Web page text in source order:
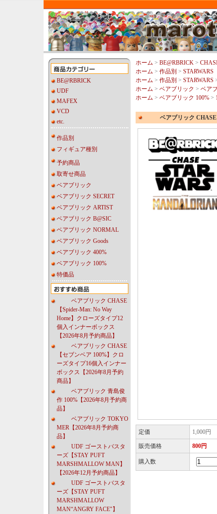
BE@RBRICK
UDF
MAFEX
VCD
etc.
作品別
フィギュア種別
予約商品
取寄せ商品
ベアブリック
ベアブリック SECRET
ベアブリック ARTIST
ベアブリック B@SIC
ベアブリック NORMAL
ベアブリック Goods
ベアブリック 400%
ベアブリック 100%
特価品
ベアブリック CHASE
【Spider-Man: No Way
Home】クローズタイプ12
個入インナーボックス
【2026年8月予約商品】
ベアブリック CHASE
【セブンベア 100%】クロ
ーズタイプ16個入インナー
ボックス【2026年8月予約
商品】
ベアブリック 青島俊
作 100%【2026年8月予約商
品】
ベアブリック TOKYO
MER【2026年8月予約商
品】
UDF ゴーストバスタ
ーズ【STAY PUFT
MARSHMALLOW MAN】
【2026年12月予約商品】
UDF ゴーストバスタ
ーズ【STAY PUFT
MARSHMALLOW
MAN“ANGRY FACE"】
ホーム > BE@RBRICK >
ホーム > 作品別 > STARWARS
ホーム > 作品別 > STARWARS
ホーム > ベアブリック > ベア
ホーム > ベアブリック 100% >
ベアブリック
定価 1,000円
販売価格 800円
購入数